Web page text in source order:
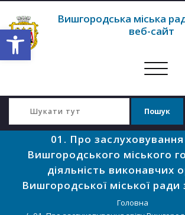
Відкрити Панель інструментів
Вишгородська міська
веб-сайт
01. Про заслуховування
Вишгородського міського
діяльність виконавчих
Вишгородської міської ради
Головна